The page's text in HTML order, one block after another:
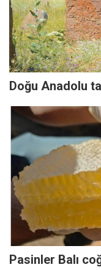
Doğu Anadolu
Pasinler Balı